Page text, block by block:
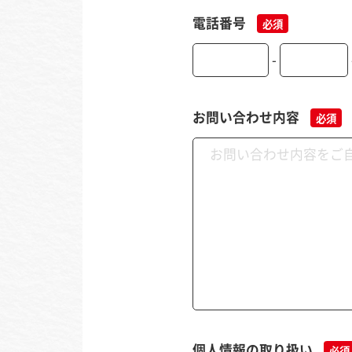
電話番号 必須
-
お問い合わせ内容 必須